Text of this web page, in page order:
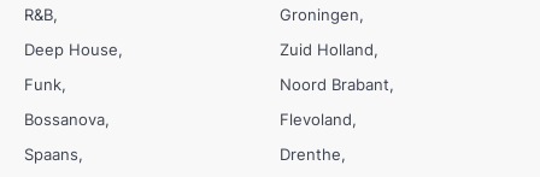
R&B
Deep House
Funk
Bossanova
Spaans
Groningen
Zuid Holland
Noord Brabant
Flevoland
Drenthe